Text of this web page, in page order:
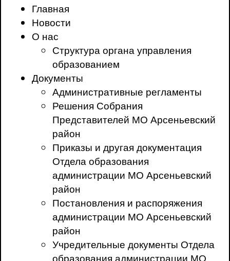
Главная
Новости
О нас
Структура органа управления
образованием
Документы
Административные регламенты
Решения Собрания
Представителей МО Арсеньевский
район
Приказы и другая документация
Отдела образования
администрации МО Арсеньевский
район
Постановления и распоряжения
администрации МО Арсеньевский
район
Учредительные документы Отдела
образования администрации МО